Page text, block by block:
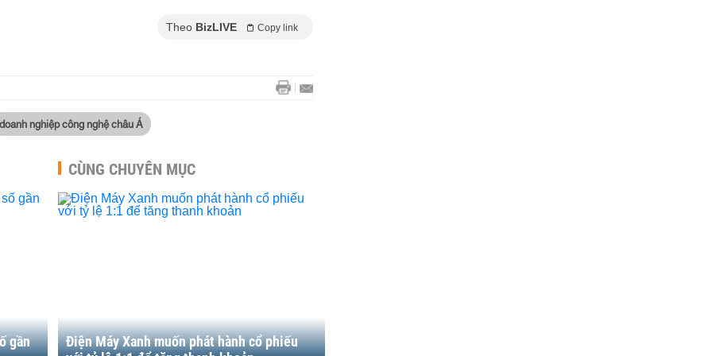
Theo BizLIVE Copy link
doanh nghiệp công nghệ châu Á
gần
CÙNG CHUYÊN MỤC
Điện Máy Xanh muốn phát hành cổ phiếu